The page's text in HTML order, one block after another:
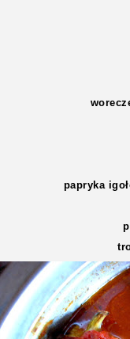
papryka